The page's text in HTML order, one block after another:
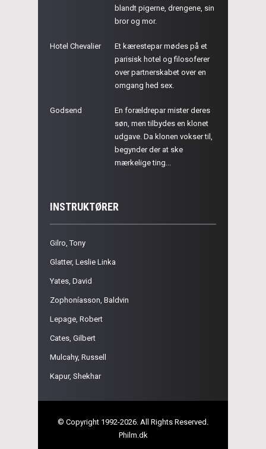
blandt pigerne, drengene, sin
bror og mor.
Hotel Chevalier
Et kærestepar mødes på et
parisisk hotel og filosoferer
over partnerskabet over en
omgang hed sex.
Godsend
En forældrepar mister deres
søn, men tilbydes en klonet
udgave. Da klonen vokser til,
begynder der at ske
mærkelige ting...
INSTRUKTØRER
Gilro, Tony
Glatter, Leslie Linka
Yates, David
Zophoníasson, Baldvin
Lepage, Robert
Cates, Gilbert
Mulcahy, Russell
Kapur, Shekhar
© Copyright 1992-2026. All Rights Reserved.
Philm.dk